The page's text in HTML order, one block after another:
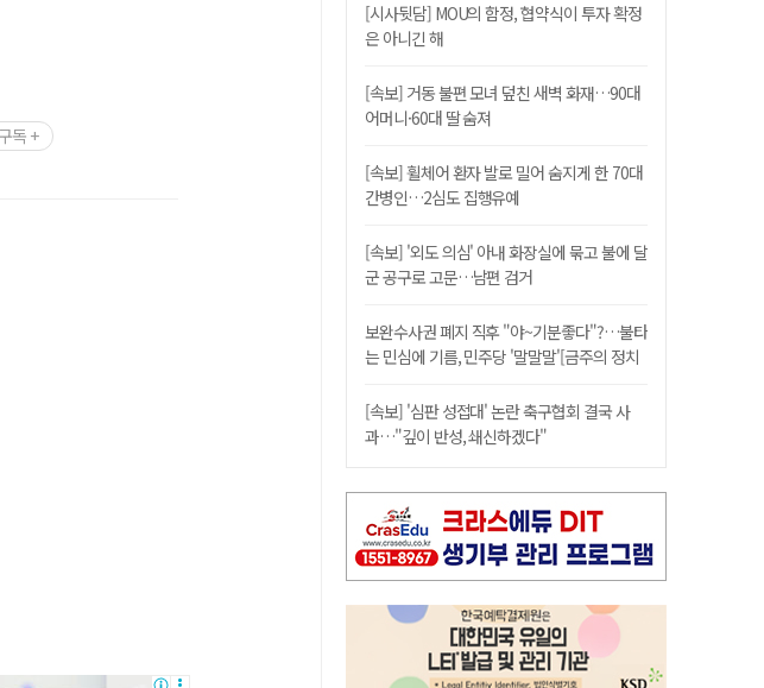
구독 +
[시사뒷담] MOU의 함정, 협약식이 투자 확정
은 아니긴 해
[속보] 거동 불편 모녀 덮친 새벽 화재…90대
어머니·60대 딸 숨져
[속보] 휠체어 환자 발로 밀어 숨지게 한 70대
간병인…2심도 집행유예
[속보] '외도 의심' 아내 화장실에 묶고 불에 달
군 공구로 고문…남편 검거
보완수사권 폐지 직후 "야~기분좋다"?…불타
는 민심에 기름, 민주당 '말말말'[금주의 정치
[속보] '심판 성접대' 논란 축구협회 결국 사
과…"깊이 반성, 쇄신하겠다"